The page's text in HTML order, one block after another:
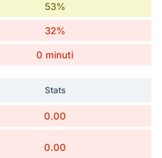
53%
32%
0 minuti
Stats
0.00
0.00